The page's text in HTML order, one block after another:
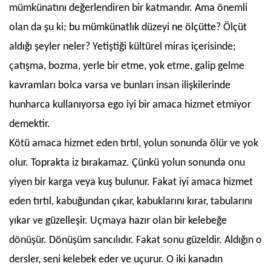
mümkünatını değerlendiren bir katmandır. Ama önemli
olan da şu ki; bu mümkünatlık düzeyi ne ölçütte? Ölçüt
aldığı şeyler neler? Yetiştiği kültürel miras içerisinde;
çatışma, bozma, yerle bir etme, yok etme, galip gelme
kavramları bolca varsa ve bunları insan ilişkilerinde
hunharca kullanıyorsa ego iyi bir amaca hizmet etmiyor
demektir.
Kötü amaca hizmet eden tırtıl, yolun sonunda ölür ve yok
olur. Toprakta iz bırakamaz. Çünkü yolun sonunda onu
yiyen bir karga veya kuş bulunur. Fakat iyi amaca hizmet
eden tırtıl, kabuğundan çıkar, kabuklarını kırar, tabularını
yıkar ve güzelleşir. Uçmaya hazır olan bir kelebeğe
dönüşür. Dönüşüm sancılıdır. Fakat sonu güzeldir. Aldığın o
dersler, seni kelebek eder ve uçurur. O iki kanadın